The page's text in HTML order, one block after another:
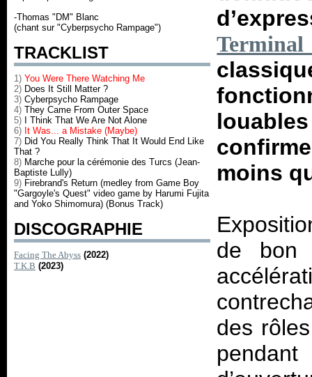
-Thomas "DM" Blanc
(chant sur "Cyberpsycho Rampage")
TRACKLIST
1) You Were There Watching Me
2) Does It Still Matter ?
3) Cyberpsycho Rampage
4) They Came From Outer Space
5)
I Think That We Are Not Alone
6) It Was... a Mistake (Maybe)
7) Did You Really Think That It Would End Like
That ?
8) Marche pour la cérémonie des Turcs (Jean-
Baptiste Lully)
9) Firebrand's Return (medley from Game Boy
"Gargoyle's Quest" video game by Harumi Fujita
and Yoko Shimomura) (Bonus Track)
DISCOGRAPHIE
Facing The Abyss (2022)
T.K.B (2023)
moins
de bon
des